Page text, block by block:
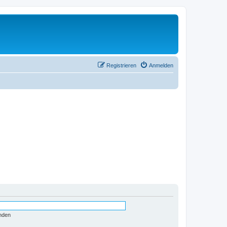
Anmelden
Registrieren